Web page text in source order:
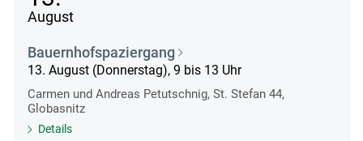
August
Bauernhofspaziergang
13. August (Donnerstag), 9 bis 13 Uhr
Carmen und Andreas Petutschnig, St. Stefan 44,
Globasnitz
Details